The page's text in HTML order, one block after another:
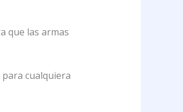
que las armas
cualquiera